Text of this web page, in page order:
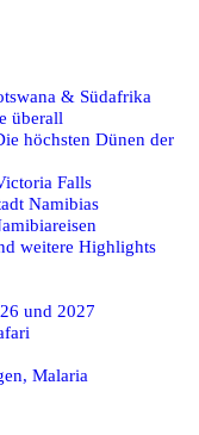
& Südafrika
überall
höchsten Dünen der
Falls
Namibias
weitere Highlights
und 2027
Malaria